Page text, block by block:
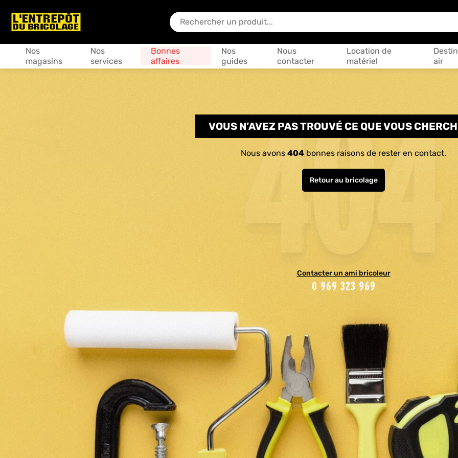
En quoi puis-je vous aider ?
Nos
magasins
Nos
services
Bonnes
affaires
Nos
guides
Nous
contacter
Location de
matériel
air
VOUS N’AVEZ PAS TROUVÉ CE QUE VOUS
Nous avons 404 bonnes raisons de rester en contact.
Retour au bricolage
Contacter un ami bricoleur
0 969 323 969